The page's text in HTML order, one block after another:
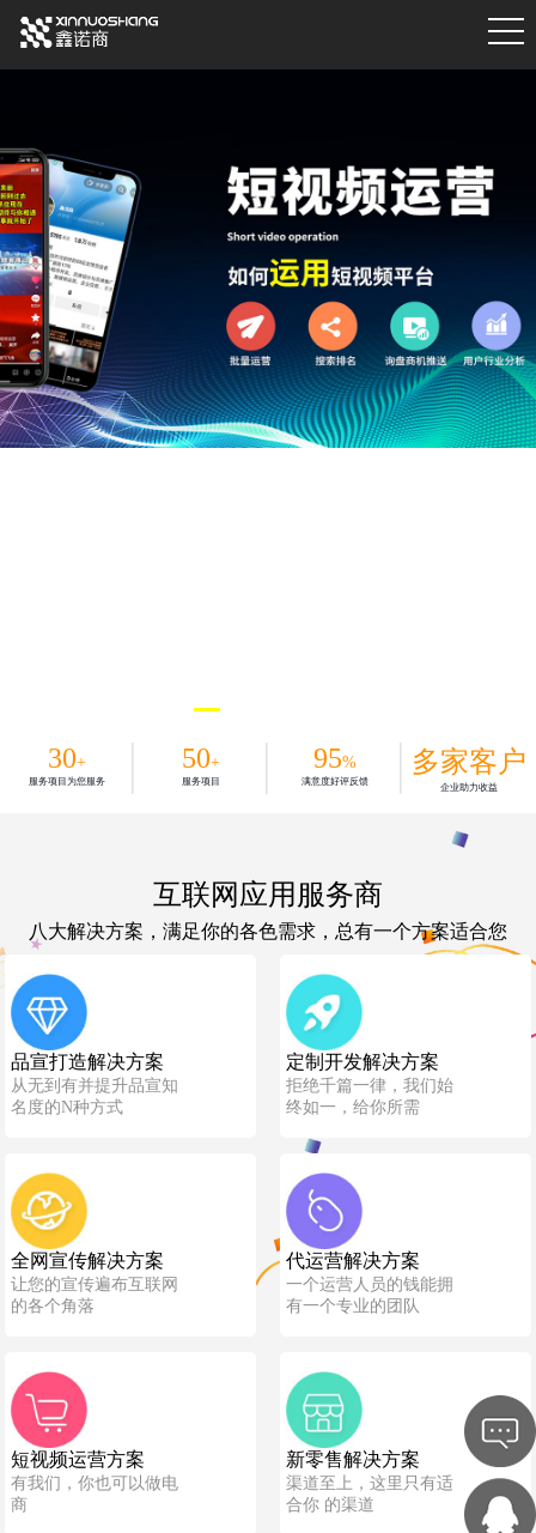
30+
服务项目为您服务
50+
服务项目
95%
满意度好评反馈
多家客户
企业助力收益
互联网应用服务商
八大解决方案，满足你的各色需求，总有一个方案适合您
品宣打造解决方案
从无到有并提升品宣知
名度的N种方式
定制开发解决方案
拒绝千篇一律，我们始
终如一，给你所需
全网宣传解决方案
让您的宣传遍布互联网
的各个角落
代运营解决方案
一个运营人员的钱能拥
有一个专业的团队
短视频运营方案
有我们，你也可以做电
商
新零售解决方案
渠道至上，这里只有适
合你 的渠道